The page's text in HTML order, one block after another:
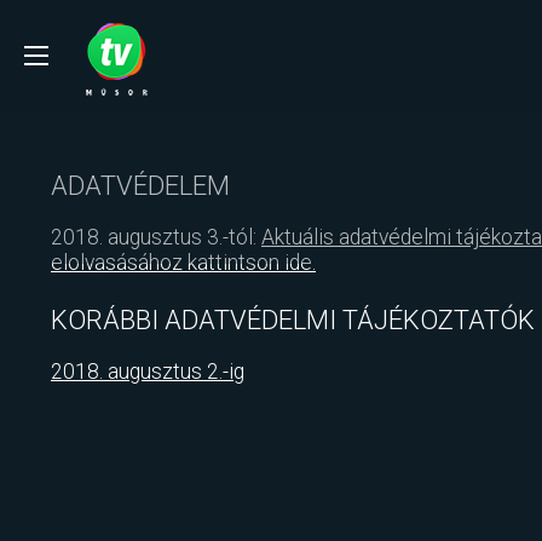
ADATVÉDELEM
2018. augusztus 3.-tól: Aktuális adatvédelmi
elolvasásához kattintson ide.
KORÁBBI ADATVÉDELMI TÁJÉKOZTATÓK
2018. augusztus 2.-ig